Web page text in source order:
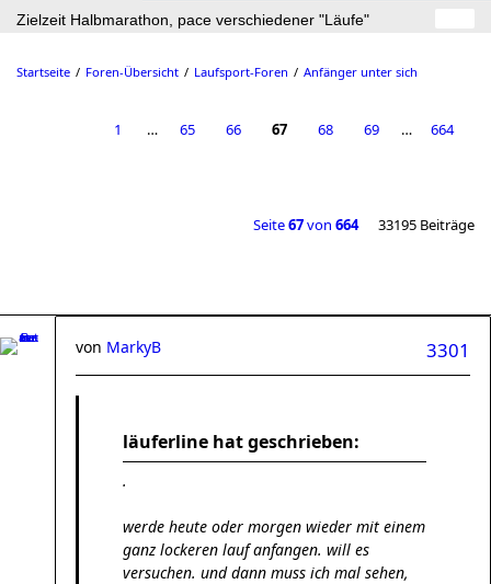
Zielzeit Halbmarathon, pace verschiedener "Läufe"
Startseite Foren-Übersicht Laufsport-Foren Anfänger unter sich
1 … 65 66 67 68 69 … 664
Seite67von 664 33195 Beiträge
3301
von MarkyB
läuferline hat geschrieben:
.
werde heute oder morgen wieder mit einem
ganz lockeren lauf anfangen. will es
versuchen. und dann muss ich mal sehen,